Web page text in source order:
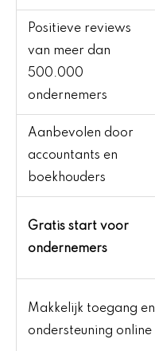
Positieve reviews
van meer dan
500.000
ondernemers
Aanbevolen door
accountants en
boekhouders
Gratis start voor
ondernemers
Makkelijk toegang en
ondersteuning online